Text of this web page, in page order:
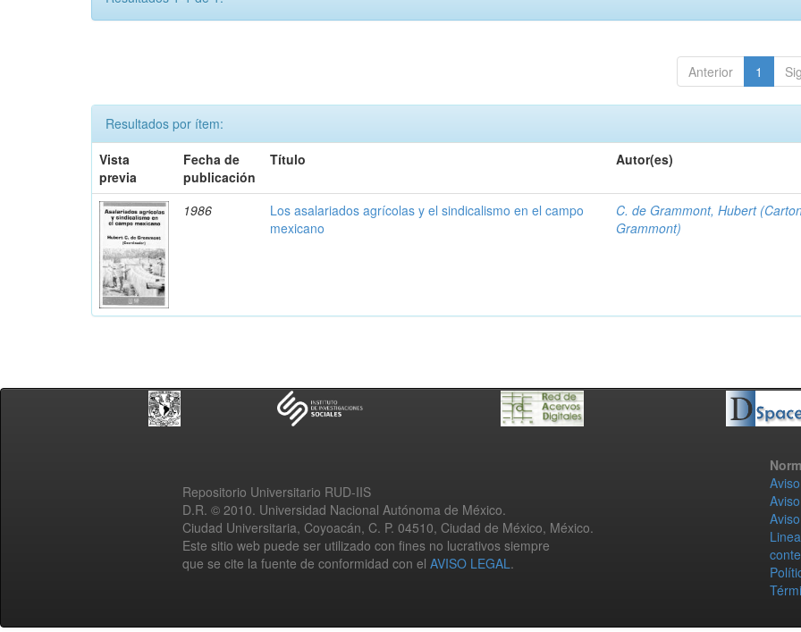
Anterior 1
Resultados por ítem:
Vista
previa
Fecha de
publicación
Título Autor(es)
1986
Los asalariados agrícolas y el sindicalismo en el campo
mexicano
C. de Grammont, Hubert
Grammont)
Repositorio Universitario RUD-IIS
D.R. © 2010. Universidad Nacional Autónoma de México.
Ciudad Universitaria, Coyoacán, C. P. 04510, Ciudad de México, México.
Este sitio web puede ser utilizado con fines no lucrativos siempre
que se cite la fuente de conformidad con el AVISO LEGAL.